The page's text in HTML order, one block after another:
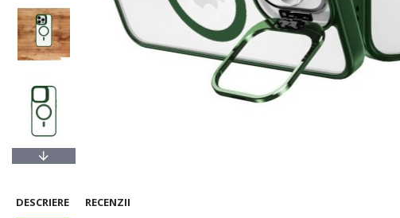
DESCRIERE RECENZII